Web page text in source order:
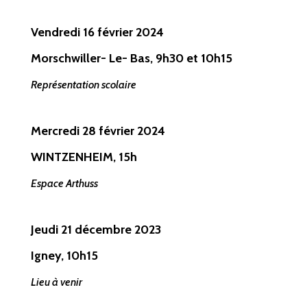
Vendredi 16 février 2024
Morschwiller- Le- Bas, 9h30 et 10h15
Représentation scolaire
Mercredi 28 février 2024
WINTZENHEIM, 15h
Espace Arthuss
Jeudi 21 décembre 2023
Igney, 10h15
Lieu à venir